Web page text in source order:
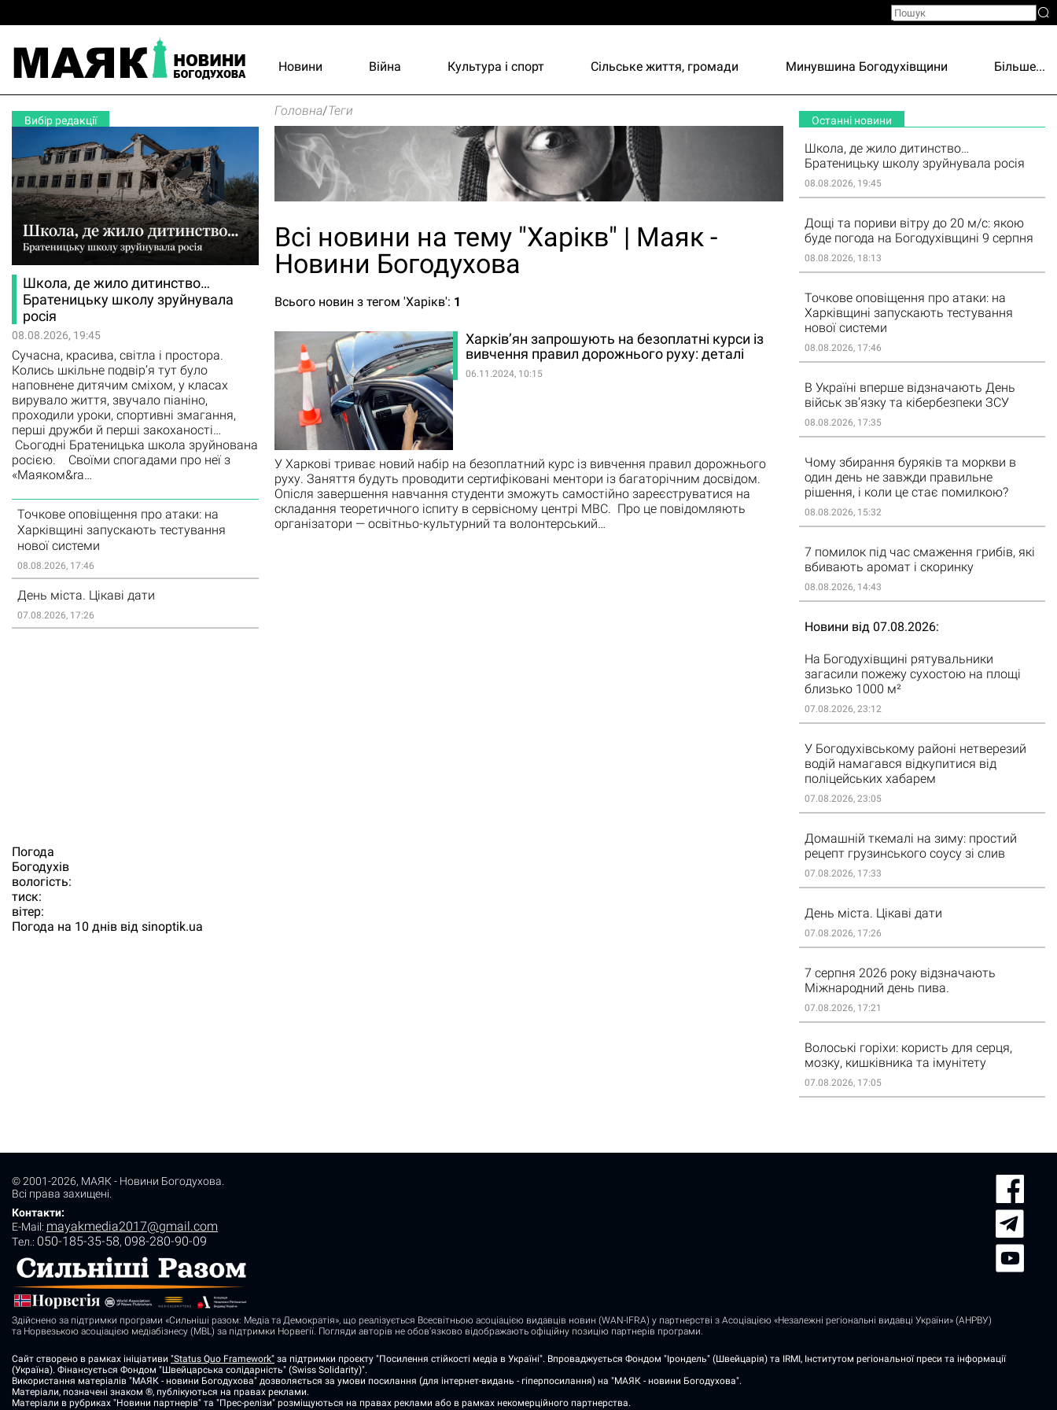
Новини Війна Культура і спорт Сільське життя, громади Минувшина Богодухівщини Більше...
Вибір редакції
Школа, де жило дитинство…
Братеницьку школу зруйнувала
росія
08.08.2026, 19:45
Сучасна, красива, світла і простора.
Колись шкільне подвір’я тут було
наповнене дитячим сміхом, у класах
вирувало життя, звучало піаніно,
проходили уроки, спортивні змагання,
перші дружби й перші закоханості…
Сьогодні Братеницька школа зруйнована
росією. Своїми спогадами про неї з
«Маяком&ra…
Точкове оповіщення про атаки: на
Харківщині запускають тестування
нової системи
08.08.2026, 17:46
День міста. Цікаві дати
07.08.2026, 17:26
Погода
Богодухiв
вологість:
тиск:
вітер:
Погода на 10 днів від sinoptik.ua
Головна/Теги
Всі новини на тему "Харікв" | Маяк -
Новини Богодухова
Всього новин з тегом 'Харікв': 1
Харків’ян запрошують на безоплатні курси із
вивчення правил дорожнього руху: деталі
06.11.2024, 10:15
У Харкові триває новий набір на безоплатний курс із вивчення правил дорожнього
руху. Заняття будуть проводити сертифіковані ментори із багаторічним досвідом.
Опісля завершення навчання студенти зможуть самостійно зареєструватися на
складання теоретичного іспиту в сервісному центрі МВС. Про це повідомляють
організатори — освітньо-культурний та волонтерський…
Останні новини
Школа, де жило дитинство…
Братеницьку школу зруйнувала росія
08.08.2026, 19:45
Дощі та пориви вітру до 20 м/с: якою
буде погода на Богодухівщині 9 серпня
08.08.2026, 18:13
Точкове оповіщення про атаки: на
Харківщині запускають тестування
нової системи
08.08.2026, 17:46
В Україні вперше відзначають День
військ зв’язку та кібербезпеки ЗСУ
08.08.2026, 17:35
Чому збирання буряків та моркви в
один день не завжди правильне
рішення, і коли це стає помилкою?
08.08.2026, 15:32
7 помилок під час смаження грибів, які
вбивають аромат і скоринку
08.08.2026, 14:43
Новини від 07.08.2026
На Богодухівщині рятувальники
загасили пожежу сухостою на площі
близько 1000 м²
07.08.2026, 23:12
У Богодухівському районі нетверезий
водій намагався відкупитися від
поліцейських хабарем
07.08.2026, 23:05
Домашній ткемалі на зиму: простий
рецепт грузинського соусу зі слив
07.08.2026, 17:33
День міста. Цікаві дати
07.08.2026, 17:26
7 серпня 2026 року відзначають
Міжнародний день пива.
07.08.2026, 17:21
Волоські горіхи: користь для серця,
мозку, кишківника та імунітету
07.08.2026, 17:05
© 2001-2026, МАЯК - Новини Богодухова
Всі права захищені.
Контакти:
E-Mail: mayakmedia2017@gmail.com
Tел.: 050-185-35-58, 098-280-90-09
Здійснено за підтримки програми «Сильніші разом: Медіа та Демократія», що реалізується Всесвітньою асоціацією видавців новин (WAN-IFRA) у партнерстві з Асоціацією «Незалежні регіональні видавці України» (АНРВУ)
та Норвезькою асоціацією медіабізнесу (MBL) за підтримки Норвегії. Погляди авторів не обов’язково відображають офіційну позицію партнерів програми.
Сайт створено в рамках ініціативи "Status Quo Framework" за підтримки проєкту "Посилення стійкості медіа в Україні". Впроваджується Фондом "Ірондель" (Швейцарія) та IRMI, Інститутом регіональної преси та інформації
(Україна). Фінансується Фондом "Швейцарська солідарність" (Swiss Solidarity)".
Використання матеріалів "МАЯК - новини Богодухова" дозволяється за умови посилання (для інтернет-видань - гіперпосилання) на "МАЯК - новини Богодухова".
Матеріали, позначені знаком ®, публікуються на правах реклами.
Матеріали в рубриках "Новини партнерів" та "Прес-релізи" розміщуються на правах реклами або в рамках некомерційного партнерства.